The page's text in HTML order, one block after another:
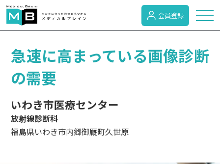
トピックス
症状検索
病名検索
会員登録
急速に高まっている画像診断
の需要
いわき市医療センター
放射線診断科
福島県いわき市内郷御厩町久世原